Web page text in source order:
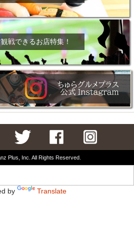
戦できるお店特集！
Plus, Inc. All Rights Reserved.
by Translate